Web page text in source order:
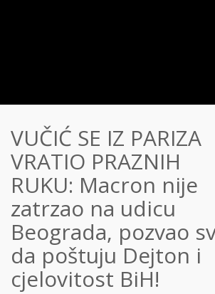
VUČIĆ SE IZ PARIZA
VRATIO PRAZNIH
RUKU: Macron nije
zatrzao na udicu
Beograda, pozvao
da poštuju Dejton i
cjelovitost BiH!